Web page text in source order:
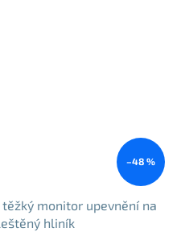
–48 %
monitor upevnění na
hliník